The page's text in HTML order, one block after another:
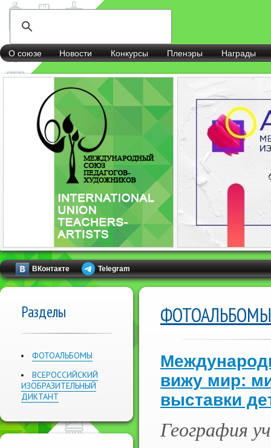
О союзе Новости Конкурсы Пленэры Награды
ВКонтакте Telegram
Разделы
ФОТОАЛЬБОМЫ
ВСЕРОССИЙСКИЙ
ИЗОБРАЗИТЕЛЬНЫЙ
ДИКТАНТ
ФОТОАЛЬБОМЫ
вижу мир:
выставки
География